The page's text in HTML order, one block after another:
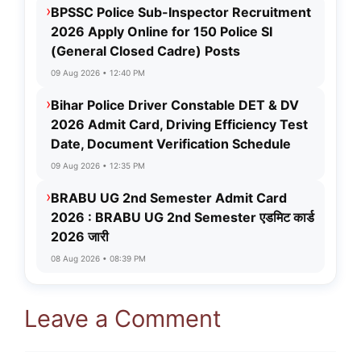
›BPSSC Police Sub-Inspector Recruitment
2026 Apply Online for 150 Police SI
(General Closed Cadre) Posts
09 Aug 2026 • 12:40 PM
›Bihar Police Driver Constable DET & DV
2026 Admit Card, Driving Efficiency Test
Date, Document Verification Schedule
09 Aug 2026 • 12:35 PM
›BRABU UG 2nd Semester Admit Card
2026 : BRABU UG 2nd Semester एडमिट कार्ड
2026 जारी
08 Aug 2026 • 08:39 PM
Leave a Comment